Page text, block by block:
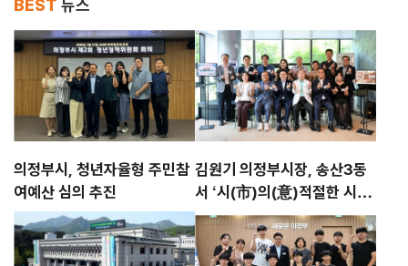
BEST 뉴스
의정부시, 청년자율형 주민참
여예산 심의 추진
김원기 의정부시장, 송산3동
서 ‘시(市)의(意)적절한 시시
콜콜’ 첫발